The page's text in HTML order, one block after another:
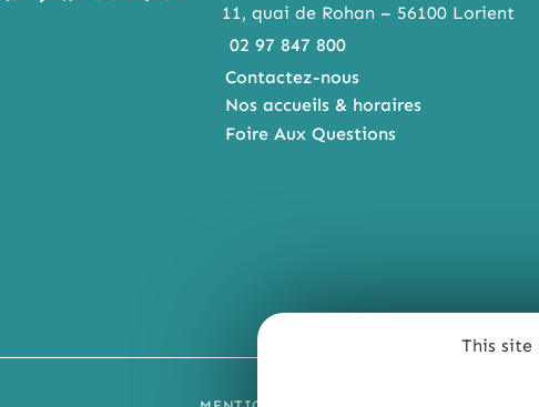
This site
11, quai de Rohan – 56100 Lorient
02 97 847 800
Contactez-nous
Nos accueils & horaires
Foire Aux Questions